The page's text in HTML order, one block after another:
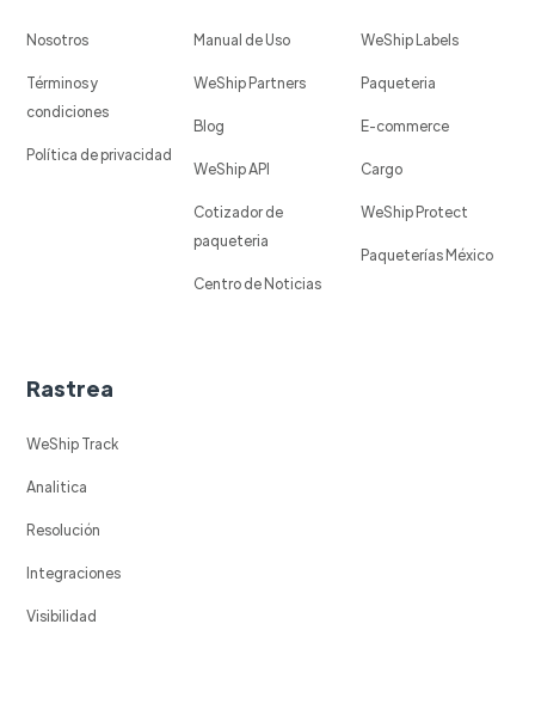
Nosotros
Términos y
condiciones
Política de privacidad
Manual de Uso
WeShip Partners
Blog
WeShip API
Cotizador de
paqueteria
Centro de Noticias
WeShip Labels
Paqueteria
E-commerce
Cargo
WeShip Protect
Paqueterías México
Rastrea
WeShip Track
Analitica
Resolución
Integraciones
Visibilidad